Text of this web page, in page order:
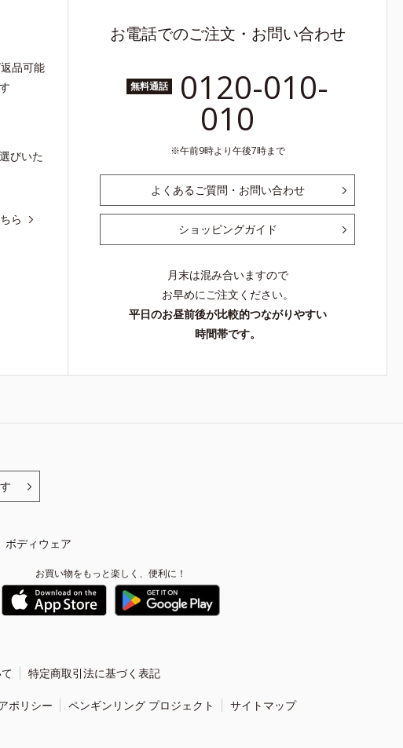
品可能
びいた
ら
お電話でのご注文・お問い合わせ
無料通話 0120-010-
010
午前9時より午後7時まで
よくあるご質問・お問い合わせ
ショッピングガイド
月末は混み合いますので
お早めにご注文ください。
平日のお昼前後が比較的つながりやすい
時間帯です。
ボディウェア
お買い物をもっと楽しく、便利に！
特定商取引法に基づく表記
ポリシー ペンギンリング プロジェクト サイトマップ